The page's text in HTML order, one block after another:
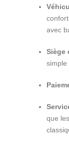
avec
Siège
simple
que